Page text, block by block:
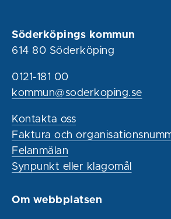
Söderköpings kommun
614 80 Söderköping
0121-181 00
kommun@soderkoping.se
Kontakta oss
Faktura och
Felanmälan
Synpunkt eller klagomål
Om webbplatsen